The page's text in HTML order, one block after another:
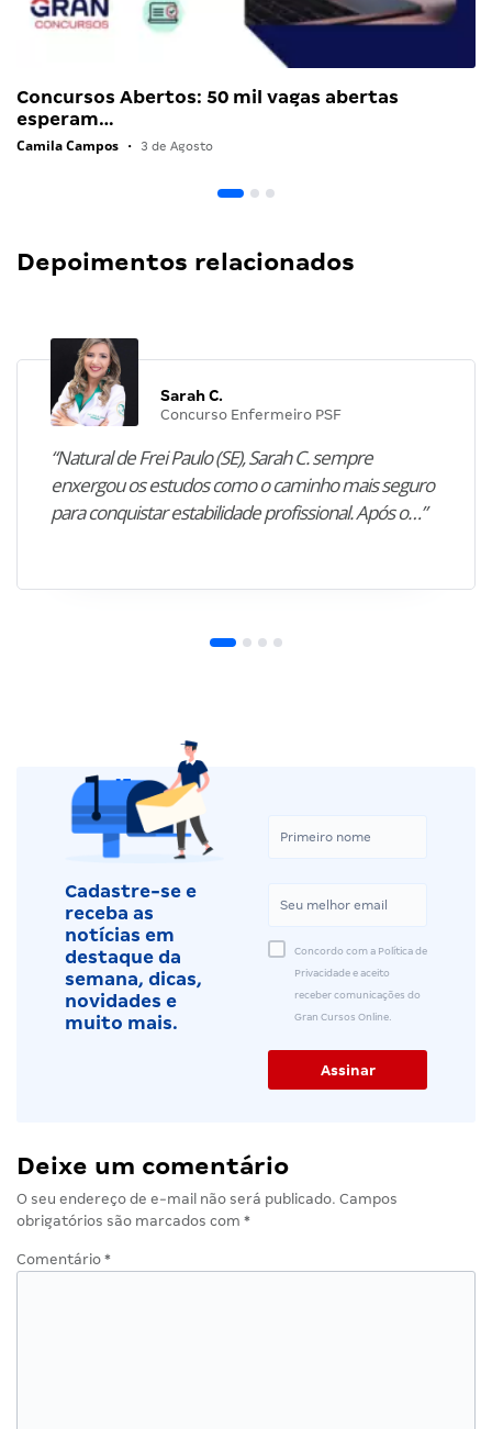
Concursos Abertos: 50 mil vagas abertas
esperam…
Camila Campos • 3 de Agosto
Depoimentos relacionados
Sarah C.
Concurso Enfermeiro PSF
“Natural de Frei Paulo (SE), Sarah C. sempre
enxergou os estudos como o caminho mais seguro
para conquistar estabilidade profissional. Após o…”
Cadastre-se e
receba as
notícias em
destaque da
semana, dicas,
novidades e
muito mais.
Concordo com a Política de
Privacidade e aceito
receber comunicações do
Gran Cursos Online.
Deixe um comentário
O seu endereço de e-mail não será publicado. Campos
obrigatórios são marcados com *
Comentário *